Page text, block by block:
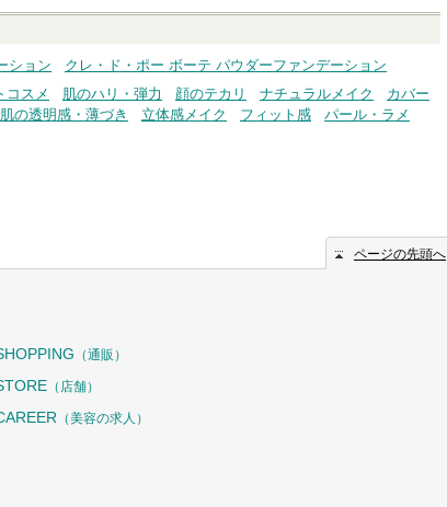
ション
クレ・ド・ポー ボーテ パウダーファンデーション
コスメ 肌のハリ・弾力 顔のテカリ ナチュラルメイク
カバー
肌の透明感・薄づき 立体感メイク フィット感
パール・ラメ
ページの先頭へ
（通販）
（店舗）
（美容の求人）